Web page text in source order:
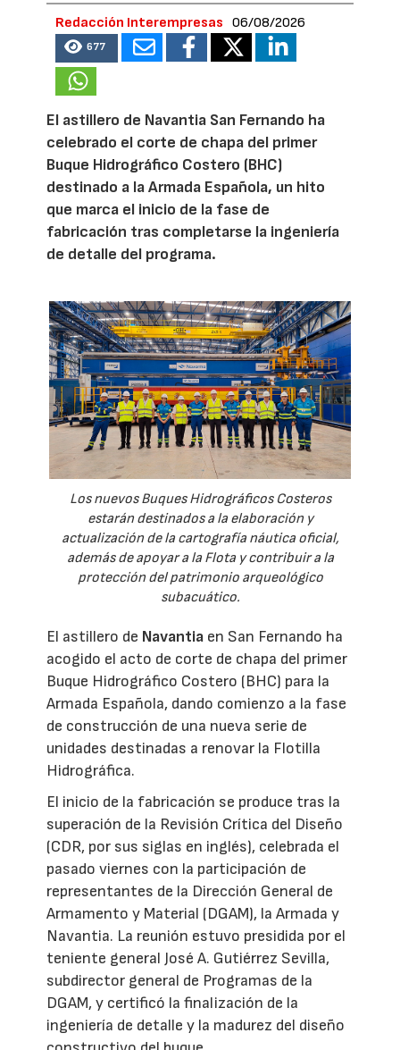
Redacción Interempresas 06/08/2026
677
El astillero de Navantia San Fernando ha
celebrado el corte de chapa del primer
Buque Hidrográfico Costero (BHC)
destinado a la Armada Española, un hito
que marca el inicio de la fase de
fabricación tras completarse la ingeniería
de detalle del programa.
Los nuevos Buques Hidrográficos Costeros
estarán destinados a la elaboración y
actualización de la cartografía náutica oficial,
además de apoyar a la Flota y contribuir a la
protección del patrimonio arqueológico
subacuático.
El astillero de Navantia en San Fernando ha
acogido el acto de corte de chapa del primer
Buque Hidrográfico Costero (BHC) para la
Armada Española, dando comienzo a la fase
de construcción de una nueva serie de
unidades destinadas a renovar la Flotilla
Hidrográfica.
El inicio de la fabricación se produce tras la
superación de la Revisión Crítica del Diseño
(CDR, por sus siglas en inglés), celebrada el
pasado viernes con la participación de
representantes de la Dirección General de
Armamento y Material (DGAM), la Armada y
Navantia. La reunión estuvo presidida por el
teniente general José A. Gutiérrez Sevilla,
subdirector general de Programas de la
DGAM, y certificó la finalización de la
ingeniería de detalle y la madurez del diseño